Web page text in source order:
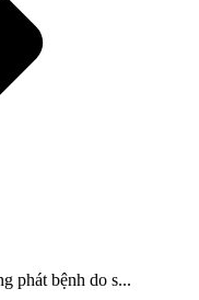
phát bệnh do s...